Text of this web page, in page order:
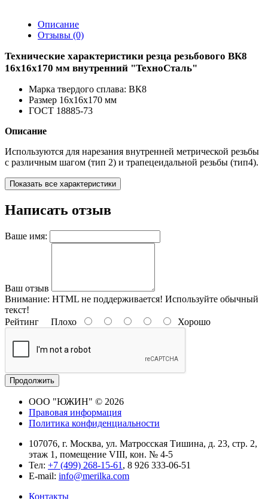
Описание
Отзывы (0)
Технические характеристики резца резьбового ВК8
16х16х170 мм внутренний "ТехноСталь"
Марка твердого сплава: ВК8
Размер 16х16х170 мм
ГОСТ 18885-73
Описание
Используются для нарезания внутренней метрической резьбы
с различным шагом (тип 2) и трапецеидальной резьбы (тип4).
Показать все характеристики
Написать отзыв
Ваше имя:
Ваш отзыв
Внимание: HTML не поддерживается! Используйте обычный
текст!
Рейтинг Плохо Хорошо
Продолжить
ООО "ЮЖИН" © 2026
Правовая информация
Политика конфиденциальности
107076, г. Москва, ул. Матросская Тишина, д. 23, стр. 2,
этаж 1, помещение VIII, кон. № 4-5
Тел: +7 (499) 268-15-61 , 8 926 333-06-51
E-mail: info@merilka.com
Контакты